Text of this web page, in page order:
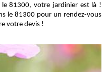
le 81300, votre jardinier est là !
le 81300 pour un rendez-vous
votre devis !